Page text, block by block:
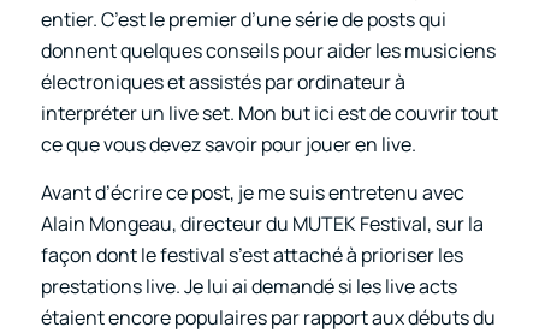
entier. C’est le premier d’une série de posts qui
donnent quelques conseils pour aider les musiciens
électroniques et assistés par ordinateur à
interpréter un live set. Mon but ici est de couvrir tout
ce que vous devez savoir pour jouer en live.
Avant d’écrire ce post, je me suis entretenu avec
Alain Mongeau, directeur du MUTEK Festival, sur la
façon dont le festival s’est attaché à prioriser les
prestations live. Je lui ai demandé si les live acts
étaient encore populaires par rapport aux débuts du